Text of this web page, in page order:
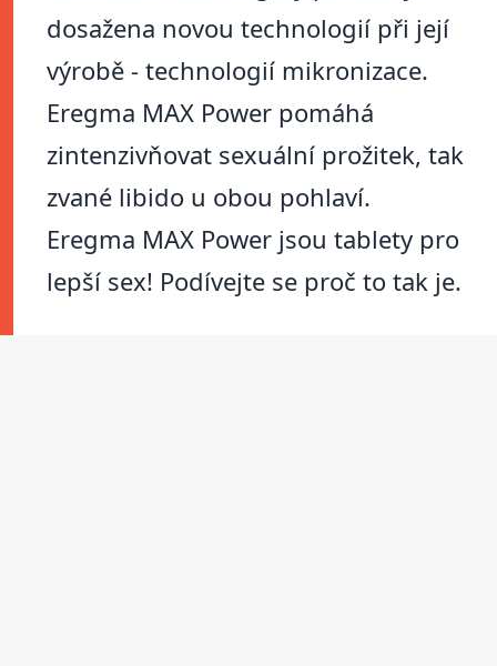
dosažena novou technologií při její
výrobě - technologií mikronizace.
Eregma MAX Power pomáhá
zintenzivňovat sexuální prožitek, tak
zvané libido u obou pohlaví.
Eregma MAX Power jsou tablety pro
lepší sex! Podívejte se proč to tak je.